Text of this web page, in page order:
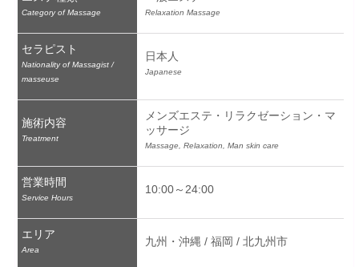
Category of Massage Relaxation Massage
セラピスト
Nationality of Massagist /
masseuse
日本人
Japanese
施術内容
Treatment
メンズエステ・リラクゼーション・マ
ッサージ
Massage, Relaxation, Man skin care
営業時間
Service Hours
10:00～24:00
エリア
Area
九州・沖縄 / 福岡 / 北九州市